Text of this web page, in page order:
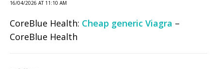
16/04/2026 AT 11:10 AM
CoreBlue Health: Cheap generic Viagra –
CoreBlue Health